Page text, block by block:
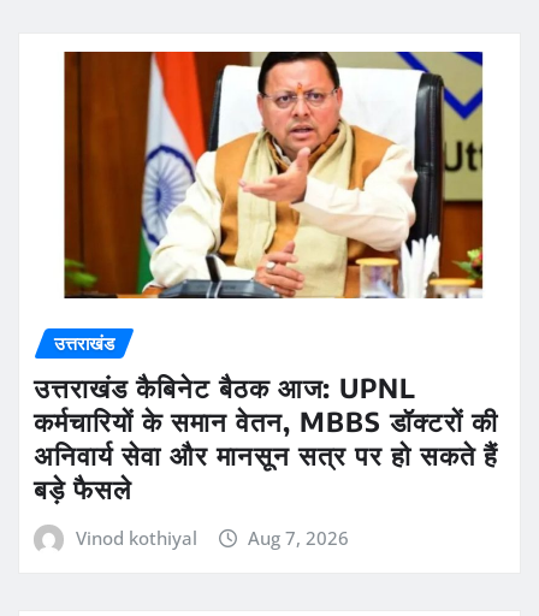
उत्तराखंड
उत्तराखंड कैबिनेट बैठक आज: UPNL
कर्मचारियों के समान वेतन, MBBS डॉक्टरों की
अनिवार्य सेवा और मानसून सत्र पर हो सकते हैं
बड़े फैसले
Vinod kothiyal Aug 7, 2026